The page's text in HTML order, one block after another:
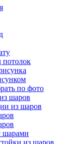
по фото
шаров
из шаров
шарами
из шаров